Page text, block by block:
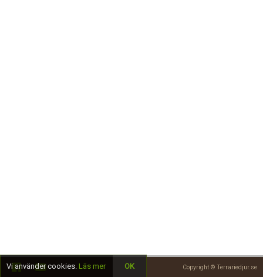
Copyright © Terrariedjur.se
Vi använder cookies. Läs mer OK